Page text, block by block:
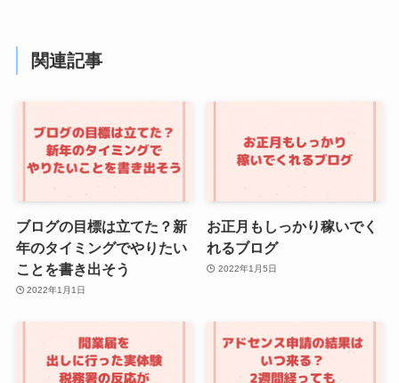
関連記事
ブログの目標は立てた？新
年のタイミングでやりたい
ことを書き出そう
2022年1月1日
お正月もしっかり稼いでく
れるブログ
2022年1月5日